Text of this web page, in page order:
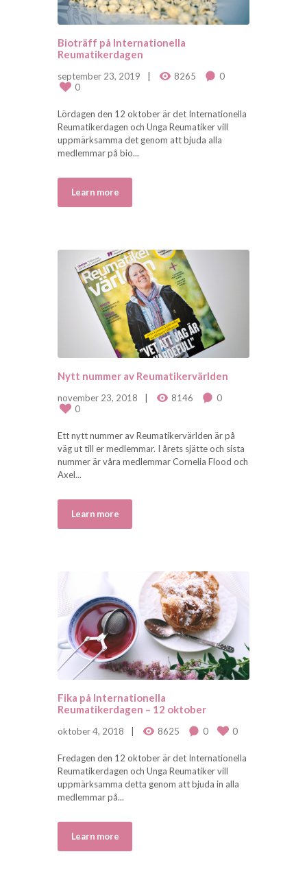
Bioträff på Internationella
Reumatikerdagen
september 23, 2019 8265
0
0
Lördagen den 12 oktober är det Internationella
Reumatikerdagen och Unga Reumatiker vill
uppmärksamma det genom att bjuda alla
medlemmar på bio...
Learn more
Nytt nummer av Reumatikervärlden
november 23, 2018 8146
0
0
Ett nytt nummer av Reumatikervärlden är på
väg ut till er medlemmar. I årets sjätte och sista
nummer är våra medlemmar Cornelia Flood och
Axel...
Learn more
Fika på Internationella
Reumatikerdagen – 12 oktober
oktober 4, 2018 8625 0 0
Fredagen den 12 oktober är det Internationella
Reumatikerdagen och Unga Reumatiker vill
uppmärksamma detta genom att bjuda in alla
medlemmar på...
Learn more